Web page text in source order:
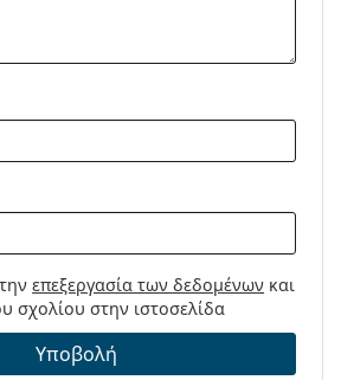
επεξεργασία των δεδομένων και
σχολίου στην ιστοσελίδα
Υποβολή